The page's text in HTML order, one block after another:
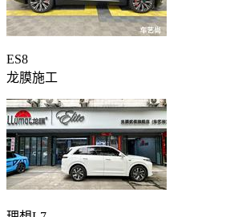
ES8
龙膜施工